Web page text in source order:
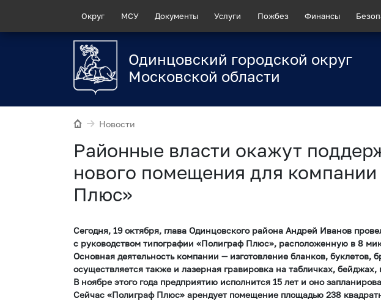
Округ МСУ Документы Услуги Пожбез Финансы
Одинцовский городской округ
Московской области
Новости
Районные власти окажут
нового помещения для
Плюс»
Сегодня, 19 октября, глава Одинцовского района Андрей Иванов
с руководством типографии «Полиграф Плюс», расположенную в 8
Основная деятельность компании — изготовление бланков,
осуществляется также и лазерная гравировка на табличках, бейджах,
В ноябре этого года предприятию исполнится 15 лет и оно
Сейчас «Полиграф Плюс» арендует помещение площадью 238